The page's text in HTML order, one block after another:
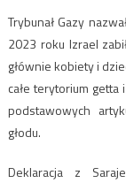
Trybunał Gazy
2023 roku Izrael
głównie kobiety i
całe terytorium
podstawowych
głodu.
Deklaracja z